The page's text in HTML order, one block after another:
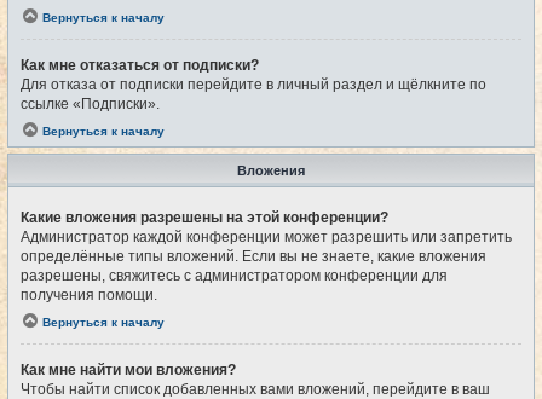
Вернуться к началу
Как мне отказаться от подписки?
Для отказа от подписки перейдите в личный раздел и щёлкните по
ссылке «Подписки».
Вернуться к началу
Вложения
Какие вложения разрешены на этой конференции?
Администратор каждой конференции может разрешить или запретить
определённые типы вложений. Если вы не знаете, какие вложения
разрешены, свяжитесь с администратором конференции для
получения помощи.
Вернуться к началу
Как мне найти мои вложения?
Чтобы найти список добавленных вами вложений, перейдите в ваш